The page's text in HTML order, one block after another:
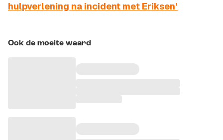
hulpverlening na incident met Eriksen’
Ook de moeite waard